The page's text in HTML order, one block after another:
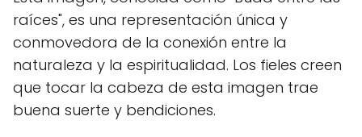
raíces", es una representación única y
conmovedora de la conexión entre la
naturaleza y la espiritualidad. Los fieles creen
que tocar la cabeza de esta imagen trae
buena suerte y bendiciones.